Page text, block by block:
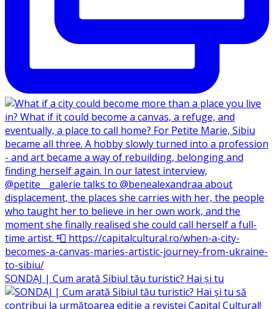
SONDAJ | Cum arată Sibiul tău turistic? Hai și tu